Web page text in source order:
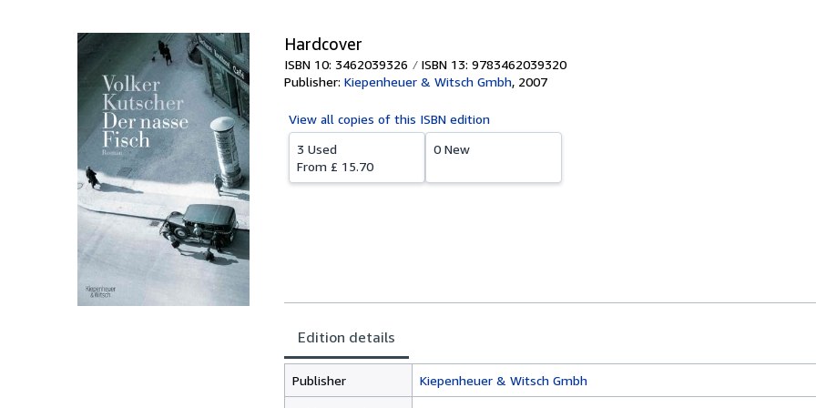
Hardcover
ISBN 10: 3462039326
ISBN 13: 9783462039320
Publisher: Kiepenheuer & Witsch Gmbh, 2007
View all copies of this ISBN edition
3 Used
From £ 15.70
0 New
Edition details
Publisher Kiepenheuer & Witsch Gmbh